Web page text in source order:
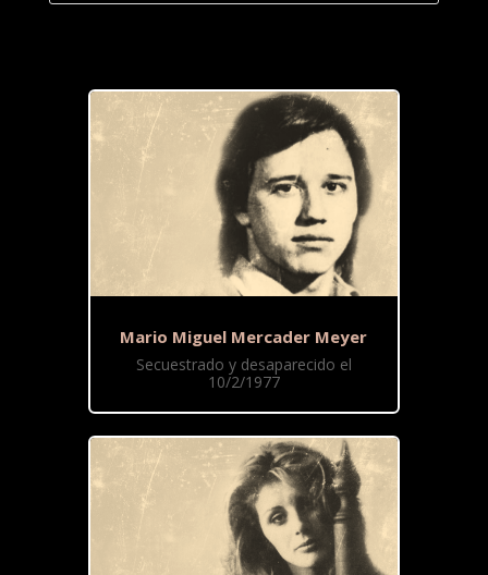
Mario Miguel Mercader Meyer
Secuestrado y desaparecido el
10/2/1977